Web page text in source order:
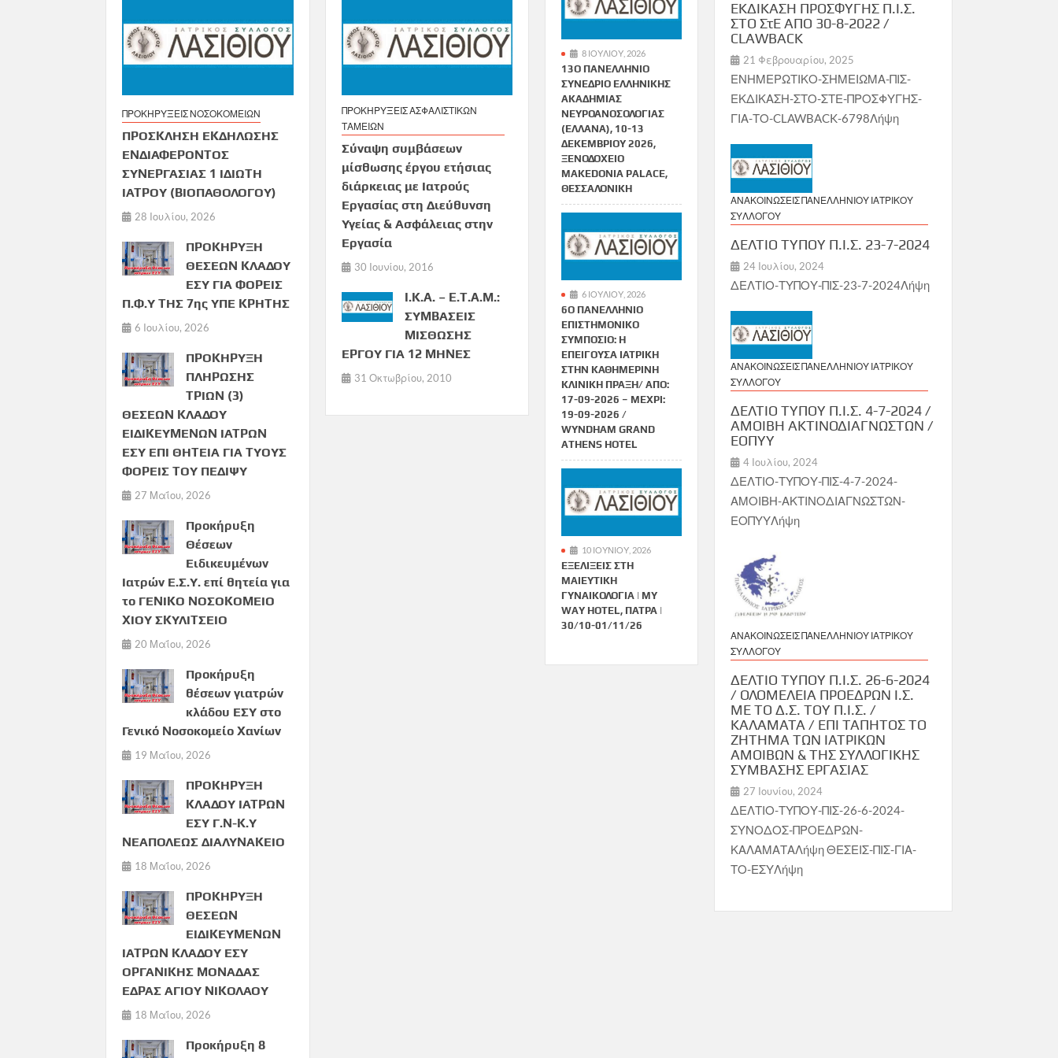
ΠΡΟΚΗΡΥΞΕΙΣ ΝΟΣΟΚΟΜΕΙΩΝ
ΠΡΟΣΚΛΗΣΗ ΕΚΔΗΛΩΣΗΣ
ΕΝΔΙΑΦΕΡΟΝΤΟΣ
ΣΥΝΕΡΓΑΣΙΑΣ 1 ΙΔΙΩΤΗ
ΙΑΤΡΟΥ (ΒΙΟΠΑΘΟΛΟΓΟΥ)
28 Ιουλίου, 2026
ΠΡΟΚΗΡΥΞΗ
ΘΕΣΕΩΝ ΚΛΑΔΟΥ
ΕΣΥ ΓΙΑ ΦΟΡΕΙΣ
Π.Φ.Υ ΤΗΣ 7ης ΥΠΕ ΚΡΗΤΗΣ
6 Ιουλίου, 2026
ΠΡΟΚΗΡΥΞΗ
ΠΛΗΡΩΣΗΣ
ΤΡΙΩΝ (3)
ΘΕΣΕΩΝ ΚΛΑΔΟΥ
ΕΙΔΙΚΕΥΜΕΝΩΝ ΙΑΤΡΩΝ
ΕΣΥ ΕΠΙ ΘΗΤΕΙΑ ΓΙΑ ΤΥΟΥΣ
ΦΟΡΕΙΣ ΤΟΥ ΠΕΔΙΨΥ
27 Μαΐου, 2026
Προκήρυξη
Θέσεων
Ειδικευμένων
Ιατρών Ε.Σ.Υ. επί θητεία για
το ΓΕΝΙΚΟ ΝΟΣΟΚΟΜΕΙΟ
ΧΙΟΥ ΣΚΥΛΙΤΣΕΙΟ
20 Μαΐου, 2026
Προκήρυξη
θέσεων γιατρών
κλάδου ΕΣΥ στο
Γενικό Νοσοκομείο Χανίων
19 Μαΐου, 2026
ΠΡΟΚΗΡΥΞΗ
ΚΛΑΔΟΥ ΙΑΤΡΩΝ
ΕΣΥ Γ.Ν-Κ.Υ
ΝΕΑΠΟΛΕΩΣ ΔΙΑΛΥΝΑΚΕΙΟ
18 Μαΐου, 2026
ΠΡΟΚΗΡΥΞΗ
ΘΕΣΕΩΝ
ΕΙΔΙΚΕΥΜΕΝΩΝ
ΙΑΤΡΩΝ ΚΛΑΔΟΥ ΕΣΥ
ΟΡΓΑΝΙΚΗΣ ΜΟΝΑΔΑΣ
ΕΔΡΑΣ ΑΓΙΟΥ ΝΙΚΟΛΑΟΥ
18 Μαΐου, 2026
Προκήρυξη 8
ΠΡΟΚΗΡΥΞΕΙΣ ΑΣΦΑΛΙΣΤΙΚΩΝ
ΤΑΜΕΙΩΝ
Σύναψη συμβάσεων
μίσθωσης έργου ετήσιας
διάρκειας με Ιατρούς
Εργασίας στη Διεύθυνση
Υγείας & Ασφάλειας στην
Εργασία
30 Ιουνίου, 2016
I.K.A. – E.T.A.M.:
ΣΥΜΒΑΣΕΙΣ
ΜΙΣΘΩΣΗΣ
ΕΡΓΟΥ ΓΙΑ 12 ΜΗΝΕΣ
31 Οκτωβρίου, 2010
8 ΙΟΥΛΊΟΥ, 2026
13Ο ΠΑΝΕΛΛΉΝΙΟ
ΣΥΝΈΔΡΙΟ ΕΛΛΗΝΙΚΉΣ
ΑΚΑΔΗΜΊΑΣ
ΝΕΥΡΟΑΝΟΣΟΛΟΓΊΑΣ
(ΕΛΛΑΝΑ), 10-13
ΔΕΚΕΜΒΡΊΟΥ 2026,
ΞΕΝΟΔΟΧΕΊΟ
MAKEDONIA PALACE,
ΘΕΣΣΑΛΟΝΊΚΗ
6 ΙΟΥΛΊΟΥ, 2026
6Ο ΠΑΝΕΛΛΉΝΙΟ
ΕΠΙΣΤΗΜΟΝΙΚΌ
ΣΥΜΠΌΣΙΟ: Η
ΕΠΕΊΓΟΥΣΑ ΙΑΤΡΙΚΉ
ΣΤΗΝ ΚΑΘΗΜΕΡΙΝΉ
ΚΛΙΝΙΚΉ ΠΡΆΞΗ/ ΑΠΌ:
17-09-2026 – ΜΈΧΡΙ:
19-09-2026 /
WYNDHAM GRAND
ATHENS HOTEL
10 ΙΟΥΝΊΟΥ, 2026
ΕΞΕΛΊΞΕΙΣ ΣΤΗ
ΜΑΙΕΥΤΙΚΉ
ΓΥΝΑΙΚΟΛΟΓΊΑ | MY
WAY HOTEL, ΠΆΤΡΑ |
30/10-01/11/26
ΕΚΔΙΚΑΣΗ ΠΡΟΣΦΥΓΗΣ Π.Ι.Σ.
ΣΤΟ ΣτΕ ΑΠΟ 30-8-2022 /
CLAWBACK
21 Φεβρουαρίου, 2025
ΕΝΗΜΕΡΩΤΙΚΟ-ΣΗΜΕΙΩΜΑ-ΠΙΣ-
ΕΚΔΙΚΑΣΗ-ΣΤΟ-ΣΤΕ-ΠΡΟΣΦΥΓΗΣ-
ΓΙΑ-ΤΟ-CLAWBACK-6798Λήψη
ΑΝΑΚΟΙΝΩΣΕΙΣ ΠΑΝΕΛΛΗΝΙΟΥ ΙΑΤΡΙΚΟΥ
ΣΥΛΛΟΓΟΥ
ΔΕΛΤΙΟ ΤΥΠΟΥ Π.Ι.Σ. 23-7-2024
24 Ιουλίου, 2024
ΔΕΛΤΙΟ-ΤΥΠΟΥ-ΠΙΣ-23-7-2024Λήψη
ΑΝΑΚΟΙΝΩΣΕΙΣ ΠΑΝΕΛΛΗΝΙΟΥ ΙΑΤΡΙΚΟΥ
ΣΥΛΛΟΓΟΥ
ΔΕΛΤΙΟ ΤΥΠΟΥ Π.Ι.Σ. 4-7-2024 /
ΑΜΟΙΒΗ ΑΚΤΙΝΟΔΙΑΓΝΩΣΤΩΝ /
ΕΟΠΥΥ
4 Ιουλίου, 2024
ΔΕΛΤΙΟ-ΤΥΠΟΥ-ΠΙΣ-4-7-2024-
ΑΜΟΙΒΗ-ΑΚΤΙΝΟΔΙΑΓΝΩΣΤΩΝ-
ΕΟΠΥΥΛήψη
ΑΝΑΚΟΙΝΩΣΕΙΣ ΠΑΝΕΛΛΗΝΙΟΥ ΙΑΤΡΙΚΟΥ
ΣΥΛΛΟΓΟΥ
ΔΕΛΤΙΟ ΤΥΠΟΥ Π.Ι.Σ. 26-6-2024
/ ΟΛΟΜΕΛΕΙΑ ΠΡΟΕΔΡΩΝ Ι.Σ.
ΜΕ ΤΟ Δ.Σ. ΤΟΥ Π.Ι.Σ. /
ΚΑΛΑΜΑΤΑ / ΕΠΙ ΤΑΠΗΤΟΣ ΤΟ
ΖΗΤΗΜΑ ΤΩΝ ΙΑΤΡΙΚΩΝ
ΑΜΟΙΒΩΝ & ΤΗΣ ΣΥΛΛΟΓΙΚΗΣ
ΣΥΜΒΑΣΗΣ ΕΡΓΑΣΙΑΣ
27 Ιουνίου, 2024
ΔΕΛΤΙΟ-ΤΥΠΟΥ-ΠΙΣ-26-6-2024-
ΣΥΝΟΔΟΣ-ΠΡΟΕΔΡΩΝ-
ΚΑΛΑΜΑΤΑΛήψη ΘΕΣΕΙΣ-ΠΙΣ-ΓΙΑ-
ΤΟ-ΕΣΥΛήψη